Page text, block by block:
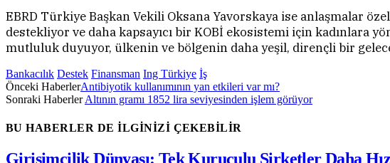
EBRD Türkiye Başkan Vekili Oksana Yavorskaya ise anlaşmalar
destekliyor ve daha kapsayıcı bir KOBİ ekosistemi için kadınlara
mutluluk duyuyor, ülkenin ve bölgenin daha yeşil, dirençli bir
Bankacılık Destek Finansman Ing Türkiye İş
Önceki HaberlerAntibiyotik kullanımının yan etkileri var mı?
Sonraki HaberlerAltının gramı 1852 lira seviyesinden işlem görüyor
BU HABERLER DE İLGİNİZİ ÇEKEBİLİR
Girişimcilik Dünyası: Tek Kuruculu Şirketler Daha